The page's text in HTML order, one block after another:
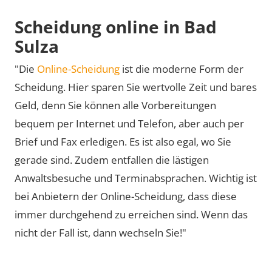
Scheidung online in Bad
Sulza
"Die Online-Scheidung ist die moderne Form der
Scheidung. Hier sparen Sie wertvolle Zeit und bares
Geld, denn Sie können alle Vorbereitungen
bequem per Internet und Telefon, aber auch per
Brief und Fax erledigen. Es ist also egal, wo Sie
gerade sind. Zudem entfallen die lästigen
Anwaltsbesuche und Terminabsprachen. Wichtig ist
bei Anbietern der Online-Scheidung, dass diese
immer durchgehend zu erreichen sind. Wenn das
nicht der Fall ist, dann wechseln Sie!"